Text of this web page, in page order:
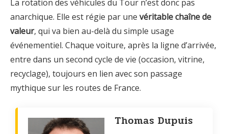
La rotation des véhicules du Tour n’est donc pas
anarchique. Elle est régie par une véritable chaîne de
valeur, qui va bien au-delà du simple usage
événementiel. Chaque voiture, après la ligne d’arrivée,
entre dans un second cycle de vie (occasion, vitrine,
recyclage), toujours en lien avec son passage
mythique sur les routes de France.
Thomas Dupuis